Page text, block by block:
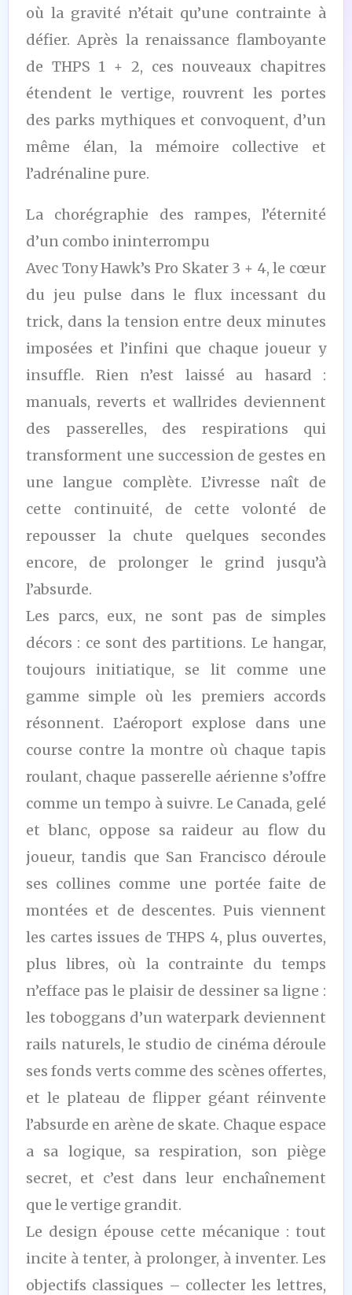
où la gravité n’était qu’une contrainte à
défier. Après la renaissance flamboyante
de THPS 1 + 2, ces nouveaux chapitres
étendent le vertige, rouvrent les portes
des parks mythiques et convoquent, d’un
même élan, la mémoire collective et
l’adrénaline pure.
La chorégraphie des rampes, l’éternité
d’un combo ininterrompu
Avec Tony Hawk’s Pro Skater 3 + 4, le cœur
du jeu pulse dans le flux incessant du
trick, dans la tension entre deux minutes
imposées et l’infini que chaque joueur y
insuffle. Rien n’est laissé au hasard :
manuals, reverts et wallrides deviennent
des passerelles, des respirations qui
transforment une succession de gestes en
une langue complète. L’ivresse naît de
cette continuité, de cette volonté de
repousser la chute quelques secondes
encore, de prolonger le grind jusqu’à
l’absurde.
Les parcs, eux, ne sont pas de simples
décors : ce sont des partitions. Le hangar,
toujours initiatique, se lit comme une
gamme simple où les premiers accords
résonnent. L’aéroport explose dans une
course contre la montre où chaque tapis
roulant, chaque passerelle aérienne s’offre
comme un tempo à suivre. Le Canada, gelé
et blanc, oppose sa raideur au flow du
joueur, tandis que San Francisco déroule
ses collines comme une portée faite de
montées et de descentes. Puis viennent
les cartes issues de THPS 4, plus ouvertes,
plus libres, où la contrainte du temps
n’efface pas le plaisir de dessiner sa ligne :
les toboggans d’un waterpark deviennent
rails naturels, le studio de cinéma déroule
ses fonds verts comme des scènes offertes,
et le plateau de flipper géant réinvente
l’absurde en arène de skate. Chaque espace
a sa logique, sa respiration, son piège
secret, et c’est dans leur enchaînement
que le vertige grandit.
Le design épouse cette mécanique : tout
incite à tenter, à prolonger, à inventer. Les
objectifs classiques – collecter les lettres,